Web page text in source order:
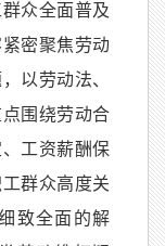
众全面普及
密聚焦劳动
以劳动法、
围绕劳动合
工资薪酬保
群众高度关
致全面的解